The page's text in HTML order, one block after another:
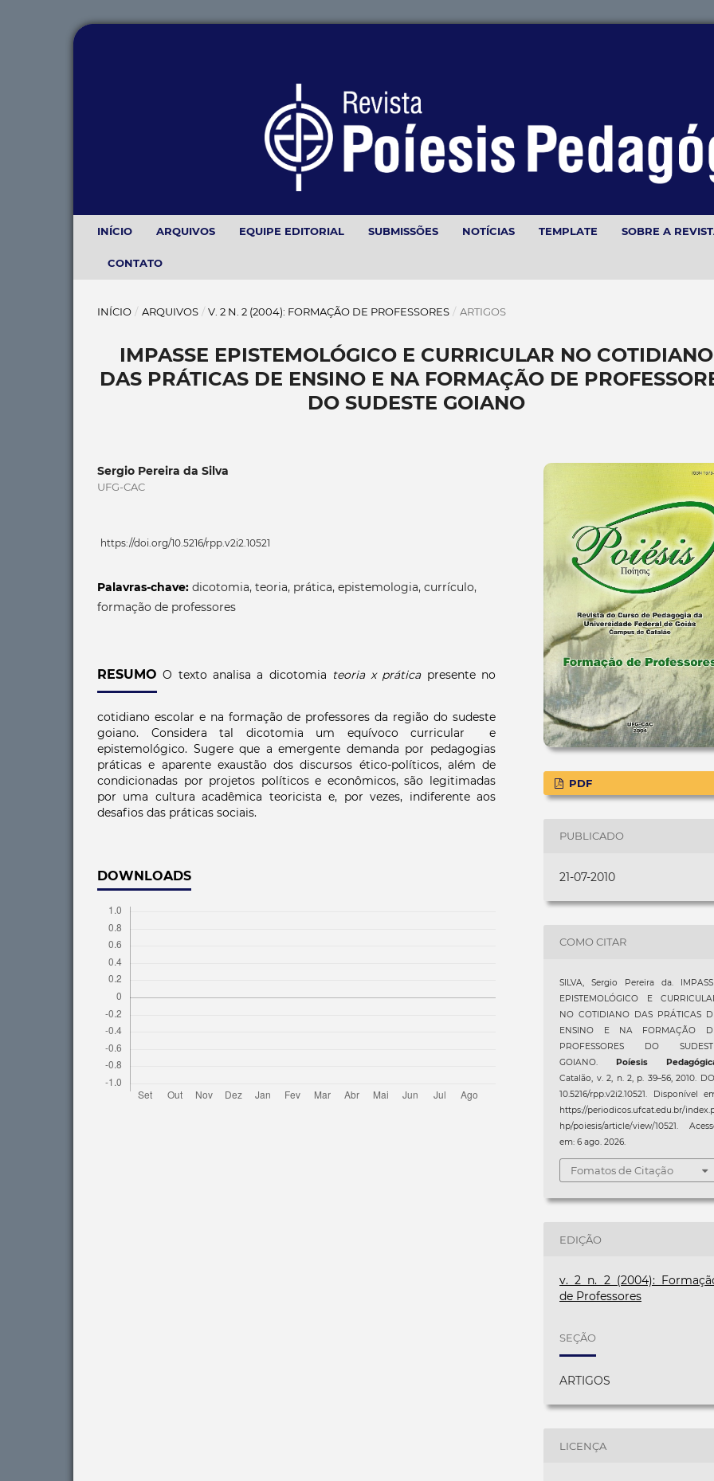
INÍCIO ARQUIVOS EQUIPE EDITORIAL SUBMISSÕES NOTÍCIAS TEMPLATE SOBRE A
CONTATO
INÍCIO / ARQUIVOS / V. 2 N. 2 (2004): FORMAÇÃO DE PROFESSORES / ARTIGOS
IMPASSE EPISTEMOLÓGICO E CURRICULAR NO COTIDIANO
DAS PRÁTICAS DE ENSINO E NA FORMAÇÃO DE
DO SUDESTE GOIANO
Sergio Pereira da Silva
UFG-CAC
https://doi.org/10.5216/rpp.v2i2.10521
Palavras-chave: dicotomia, teoria, prática, epistemologia, currículo,
formação de professores
RESUMO O texto analisa a dicotomia teoria x prática presente no
cotidiano escolar e na formação de professores da região do sudeste
goiano. Considera tal dicotomia um equívoco curricular e
epistemológico. Sugere que a emergente demanda por pedagogias
práticas e aparente exaustão dos discursos ético-políticos, além de
condicionadas por projetos políticos e econômicos, são legitimadas
por uma cultura acadêmica teoricista e, por vezes, indiferente aos
desafios das práticas sociais.
DOWNLOADS
PDF
PUBLICADO
21-07-2010
COMO CITAR
SILVA, Sergio Pereira da.
EPISTEMOLÓGICO E
NO COTIDIANO DAS PRÁTICAS
ENSINO E NA FORMAÇÃO
PROFESSORES DO
GOIANO. Poíesis
Catalão, v. 2, n. 2, p. 39–56, 2010.
10.5216/rpp.v2i2.10521. Disponível
https://periodicos.ufcat.edu.br/
hp/poiesis/article/view/10521.
em: 6 ago. 2026.
Fomatos de Citação
EDIÇÃO
v. 2 n. 2 (2004):
de Professores
SEÇÃO
ARTIGOS
LICENÇA